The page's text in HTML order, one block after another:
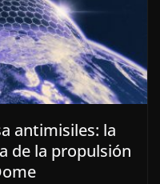
antimisiles: la
de la propulsión